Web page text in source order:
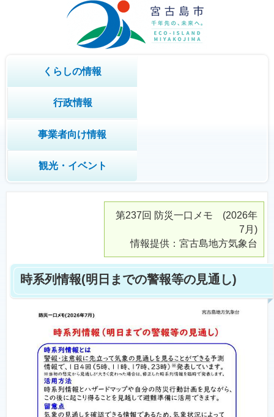
くらしの情報
行政情報
事業者向け情報
観光・イベント
第237回 防災一口メモ (2026年
7月)
情報提供：宮古島地方気象台
時系列情報(明日までの警報等の見通し)